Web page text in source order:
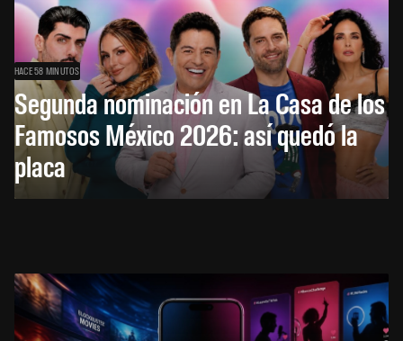
HACE 58 MINUTOS
Segunda nominación en La Casa de los
Famosos México 2026: así quedó la
placa